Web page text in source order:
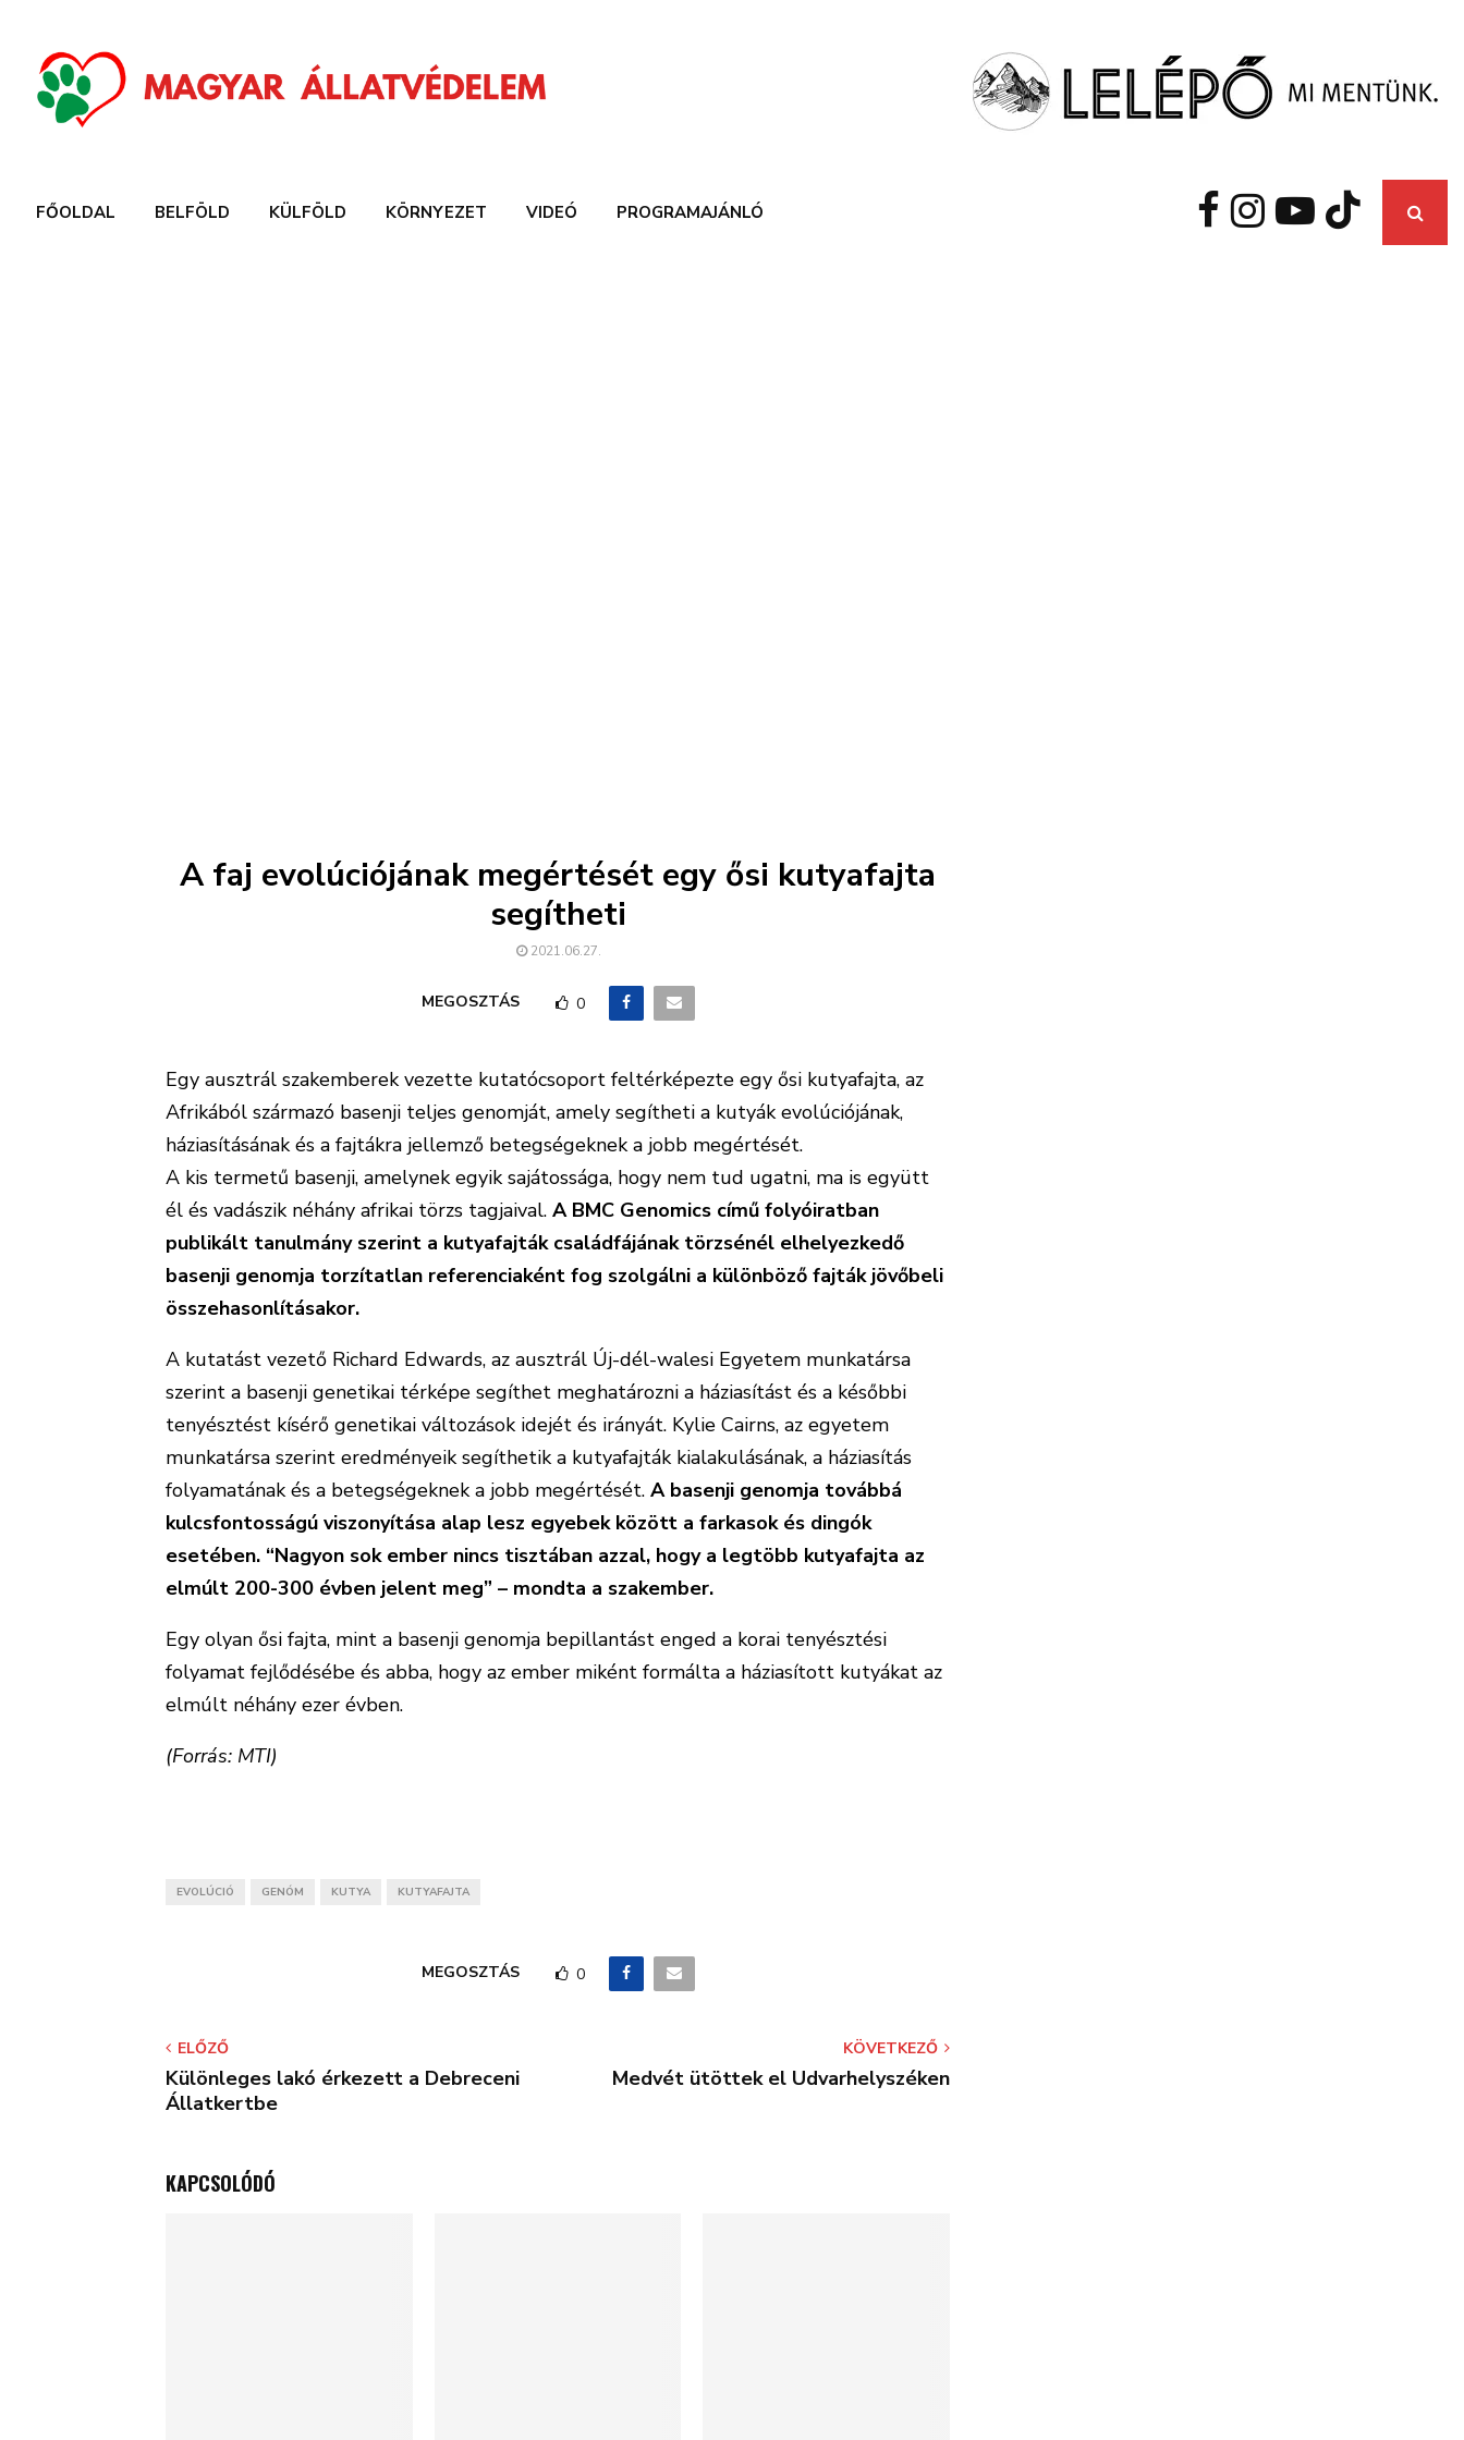
FŐOLDAL BELFÖLD KÜLFÖLD KÖRNYEZET VIDEÓ PROGRAMAJÁNLÓ
A faj evolúciójának megértését egy ősi kutyafajta
segítheti
2021.06.27.
MEGOSZTÁS 0
Egy ausztrál szakemberek vezette kutatócsoport feltérképezte egy ősi kutyafajta, az
Afrikából származó basenji teljes genomját, amely segítheti a kutyák evolúciójának,
háziasításának és a fajtákra jellemző betegségeknek a jobb megértését.
A kis termetű basenji, amelynek egyik sajátossága, hogy nem tud ugatni, ma is együtt
él és vadászik néhány afrikai törzs tagjaival. A BMC Genomics című folyóiratban
publikált tanulmány szerint a kutyafajták családfájának törzsénél elhelyezkedő
basenji genomja torzítatlan referenciaként fog szolgálni a különböző fajták jövőbeli
összehasonlításakor.
A kutatást vezető Richard Edwards, az ausztrál Új-dél-walesi Egyetem munkatársa
szerint a basenji genetikai térképe segíthet meghatározni a háziasítást és a későbbi
tenyésztést kísérő genetikai változások idejét és irányát. Kylie Cairns, az egyetem
munkatársa szerint eredményeik segíthetik a kutyafajták kialakulásának, a háziasítás
folyamatának és a betegségeknek a jobb megértését. A basenji genomja továbbá
kulcsfontosságú viszonyítása alap lesz egyebek között a farkasok és dingók
esetében. “Nagyon sok ember nincs tisztában azzal, hogy a legtöbb kutyafajta az
elmúlt 200-300 évben jelent meg” – mondta a szakember.
Egy olyan ősi fajta, mint a basenji genomja bepillantást enged a korai tenyésztési
folyamat fejlődésébe és abba, hogy az ember miként formálta a háziasított kutyákat az
elmúlt néhány ezer évben.
(Forrás: MTI)
EVOLÚCIÓ GENÓM KUTYA KUTYAFAJTA
MEGOSZTÁS 0
ELŐZŐ
Különleges lakó érkezett a Debreceni
Állatkertbe
KÖVETKEZŐ
Medvét ütöttek el Udvarhelyszéken
KAPCSOLÓDÓ